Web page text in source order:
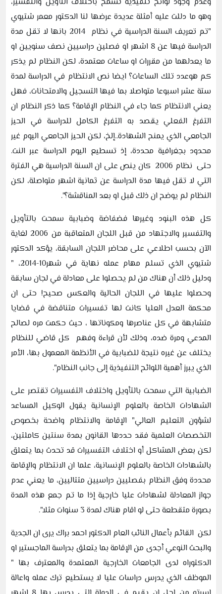
وهو ما دللت عليه أمثلة عديدة عرضها لنا الدكتور معمر شتيوي
"تم تعريف السنة الدراسية في نظام 2014 بانها لا تقل مدة
الدراسة فيها عن 8 اشهر او فصلين دراسيين نصف سنويين او
ما يعدلهما من مقررات او ساعات معتمدة، لكن النظام لم يذكر
كم هوعدد تلك الساعات؟ ايضا نص الانتظام في الدراسة لمدة
ستة عشر اسبوعا متواصلا بما فيها التسجيل والامتحانات، فهل
يعني الانتظام كما جاء في النظام الإقامة؟ كما ذكر النظام ان
التفرغ الفعلي يقصد به التفرغ الكامل للدراسة في الحيز
الجامعي الذي يمنح الشهادة..إلخ، لكن الحيز الجامعي اليوم غير
محدود بجغرافية محددة، إذ تسطيع اليوم الدراسة عبر النت.
حتى نظام 2006 كان ينص على ان السنة الدراسية هي الفترة
التي لا تقل فيها مدة الدراسة عن ثمانية اشهر متواصلة، لكن
النظام لم يوضح ان ذلك قبل او بعد المناقشة؟".
كل هذه البنود وغيرها فضفاضة وضبابية سمحت بالتأويل
والتفسير والاجتهاد من قبل اللجان المتعاقبة من 2006 لغاية
الآن بحسب اطلاعي على محاضر اللجان السابقة، يؤكد الدكتور
شتيوي الذي تسلم مهام عمله نهاية في شهر10-2014، "
ودليل ذلك أن هناك من لم يحصلوا على معادلة في لجان سابقة
وحصلوا عليها في اللجان الحالية والعكس صحيح! حتى ان
محكمة العدل العليا كانت لها تفسيرات متناقضة في قضايا
متشابهة في كل عناصرها ومكوناتها ، حيث حكمت مره لصالح
المدعي ومرة ضده، وذلك لأن قراءة وفهم كل قاضي للنظام
يختلف عن غيره نتيجة للضبابية في الأنظمة المعمول بها، الأمر
الذي يبرز أهمية اللوائح التنفيذية إلى جانب النظام".
الضبابية التي سمحت بالتأويل واختلاف التفسيرات تقتصر على
الشهادات الخاصة بالعلوم الإنسانية يقول الوكيل المساعد
لشؤون التعليم العالي" الإقامة والانتظام واضحة بخصوص
التخصصات العلمية فقد حددها القانون بمدة سنتين كاملتين،
لكن بعض المشاكل أو اختلاف التفسيرات قد تحدث بما يتعلق
بالشهادات الخاصة بالعلوم الإنسانية، علما ان الانتظام والإقامة
محددة وفق النظام بفصليين دراسيين متتاليين، ما يعني عدم
جواز المعادلة لشهادات عليا خارجية إذا ما تم جمع هذه المدة
بصورة متقطعة حتى لو اقام هناك لمدة 3 سنوات مثلا".
لكن القائم بأعمال النائب العام الدكتور احمد براك يرى ان الجدية
والبحث النوعي أجدى من الإقامة بما يتعلق بدراسة الماجستير او
الدكتوراه لدى الجامعات الخارجية المعتمدة والمعترف بها "
الموظف الذي يدرس دراسات عليا لا يستطيع ترك عمله واعالة